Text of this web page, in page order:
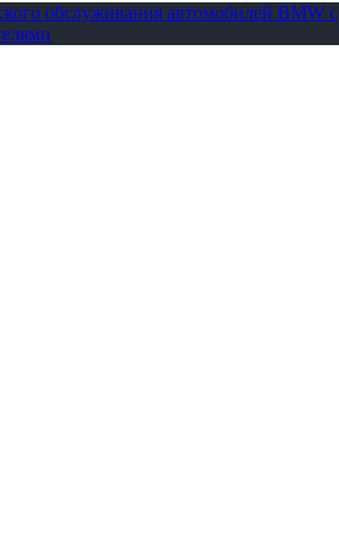
обслуживания автомобилей BMW с